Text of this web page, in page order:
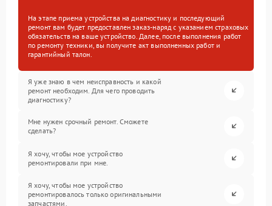
На этапе приема устройства на диагностику и последующий
ремонт вам будет предоставлен заказ-наряд с указанием страховых
обязательств на ваше устройство. Далее, после выполнения работ
по ремонту техники, вы получите акт выполненных работ и
гарантийный талон.
Я уже знаю в чем неисправность и какой
ремонт необходим. Для чего проводить
диагностику?
Мне нужен срочный ремонт. Сможете
сделать?
Я хочу, чтобы мое устройство
ремонтировали при мне.
Я хочу, чтобы мое устройство
ремонтировалось только оригинальными
запчастями.